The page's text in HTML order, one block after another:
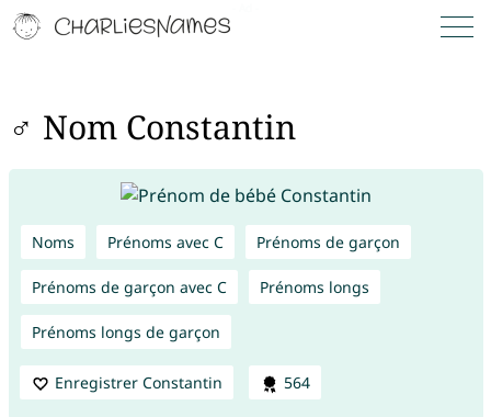
♂ Nom Constantin
Noms Prénoms avec C Prénoms de garçon
Prénoms de garçon avec C Prénoms longs
Prénoms longs de garçon
Enregistrer Constantin 564